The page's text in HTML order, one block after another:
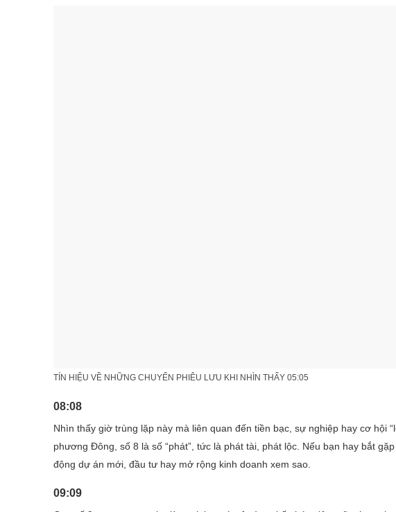
TÍN HIỆU VỀ NHỮNG CHUYẾN PHIÊU LƯU KHI NHÌN THẤY 05:05
08:08
Nhìn thấy giờ trùng lặp này mà liên quan đến tiền bạc, sự nghiệp hay cơ hội
phương Đông, số 8 là số “phát”, tức là phát tài, phát lộc. Nếu bạn hay bắt
động dự án mới, đầu tư hay mở rộng kinh doanh xem sao.
09:09